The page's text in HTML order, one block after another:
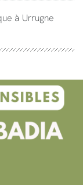
à Urrugne